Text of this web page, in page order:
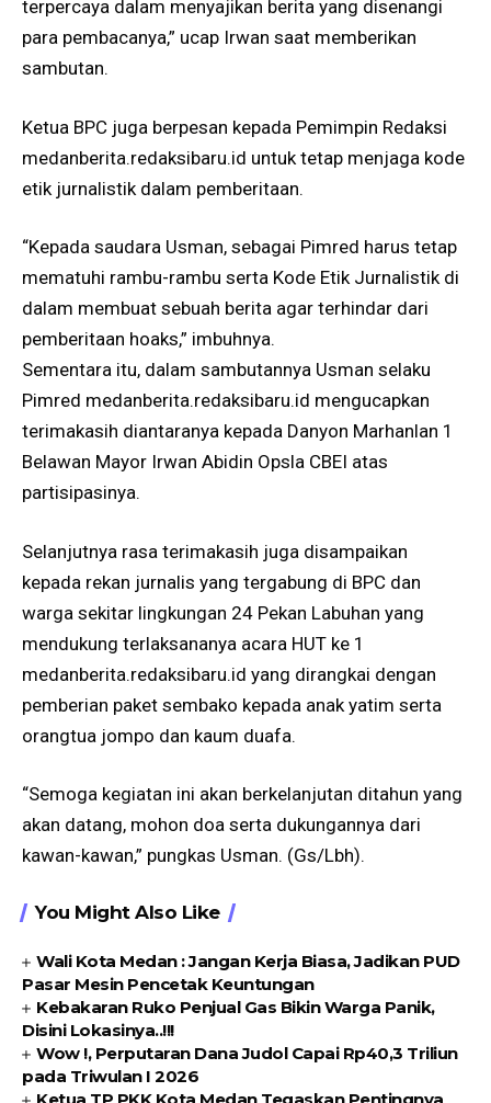
terpercaya dalam menyajikan berita yang disenangi
para pembacanya,” ucap Irwan saat memberikan
sambutan.
Ketua BPC juga berpesan kepada Pemimpin Redaksi
medanberita.redaksibaru.id untuk tetap menjaga kode
etik jurnalistik dalam pemberitaan.
“Kepada saudara Usman, sebagai Pimred harus tetap
mematuhi rambu-rambu serta Kode Etik Jurnalistik di
dalam membuat sebuah berita agar terhindar dari
pemberitaan hoaks,” imbuhnya.
Sementara itu, dalam sambutannya Usman selaku
Pimred medanberita.redaksibaru.id mengucapkan
terimakasih diantaranya kepada Danyon Marhanlan 1
Belawan Mayor Irwan Abidin Opsla CBEI atas
partisipasinya.
Selanjutnya rasa terimakasih juga disampaikan
kepada rekan jurnalis yang tergabung di BPC dan
warga sekitar lingkungan 24 Pekan Labuhan yang
mendukung terlaksananya acara HUT ke 1
medanberita.redaksibaru.id yang dirangkai dengan
pemberian paket sembako kepada anak yatim serta
orangtua jompo dan kaum duafa.
“Semoga kegiatan ini akan berkelanjutan ditahun yang
akan datang, mohon doa serta dukungannya dari
kawan-kawan,” pungkas Usman. (Gs/Lbh).
You Might Also Like
Wali Kota Medan : Jangan Kerja Biasa, Jadikan PUD
Pasar Mesin Pencetak Keuntungan
Kebakaran Ruko Penjual Gas Bikin Warga Panik,
Disini Lokasinya..!!!
Wow !, Perputaran Dana Judol Capai Rp40,3 Triliun
pada Triwulan I 2026